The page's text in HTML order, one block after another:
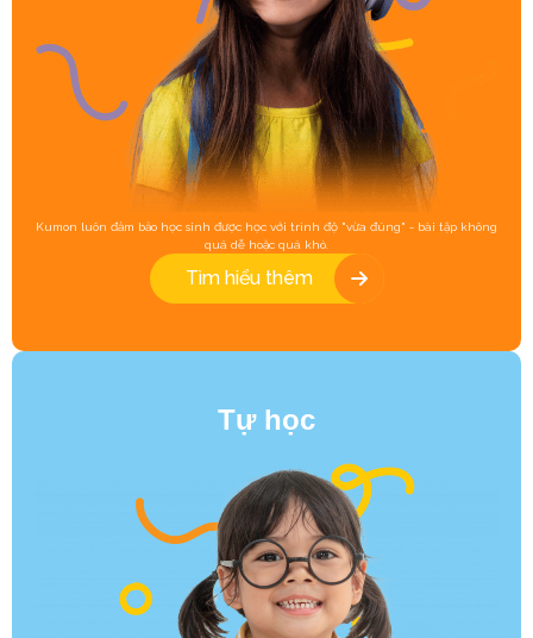
Kumon luôn đảm bảo học sinh được học với trình độ "vừa đúng" - bài tập không
quá dễ hoặc quá khó.
Tìm hiểu thêm
Tự học